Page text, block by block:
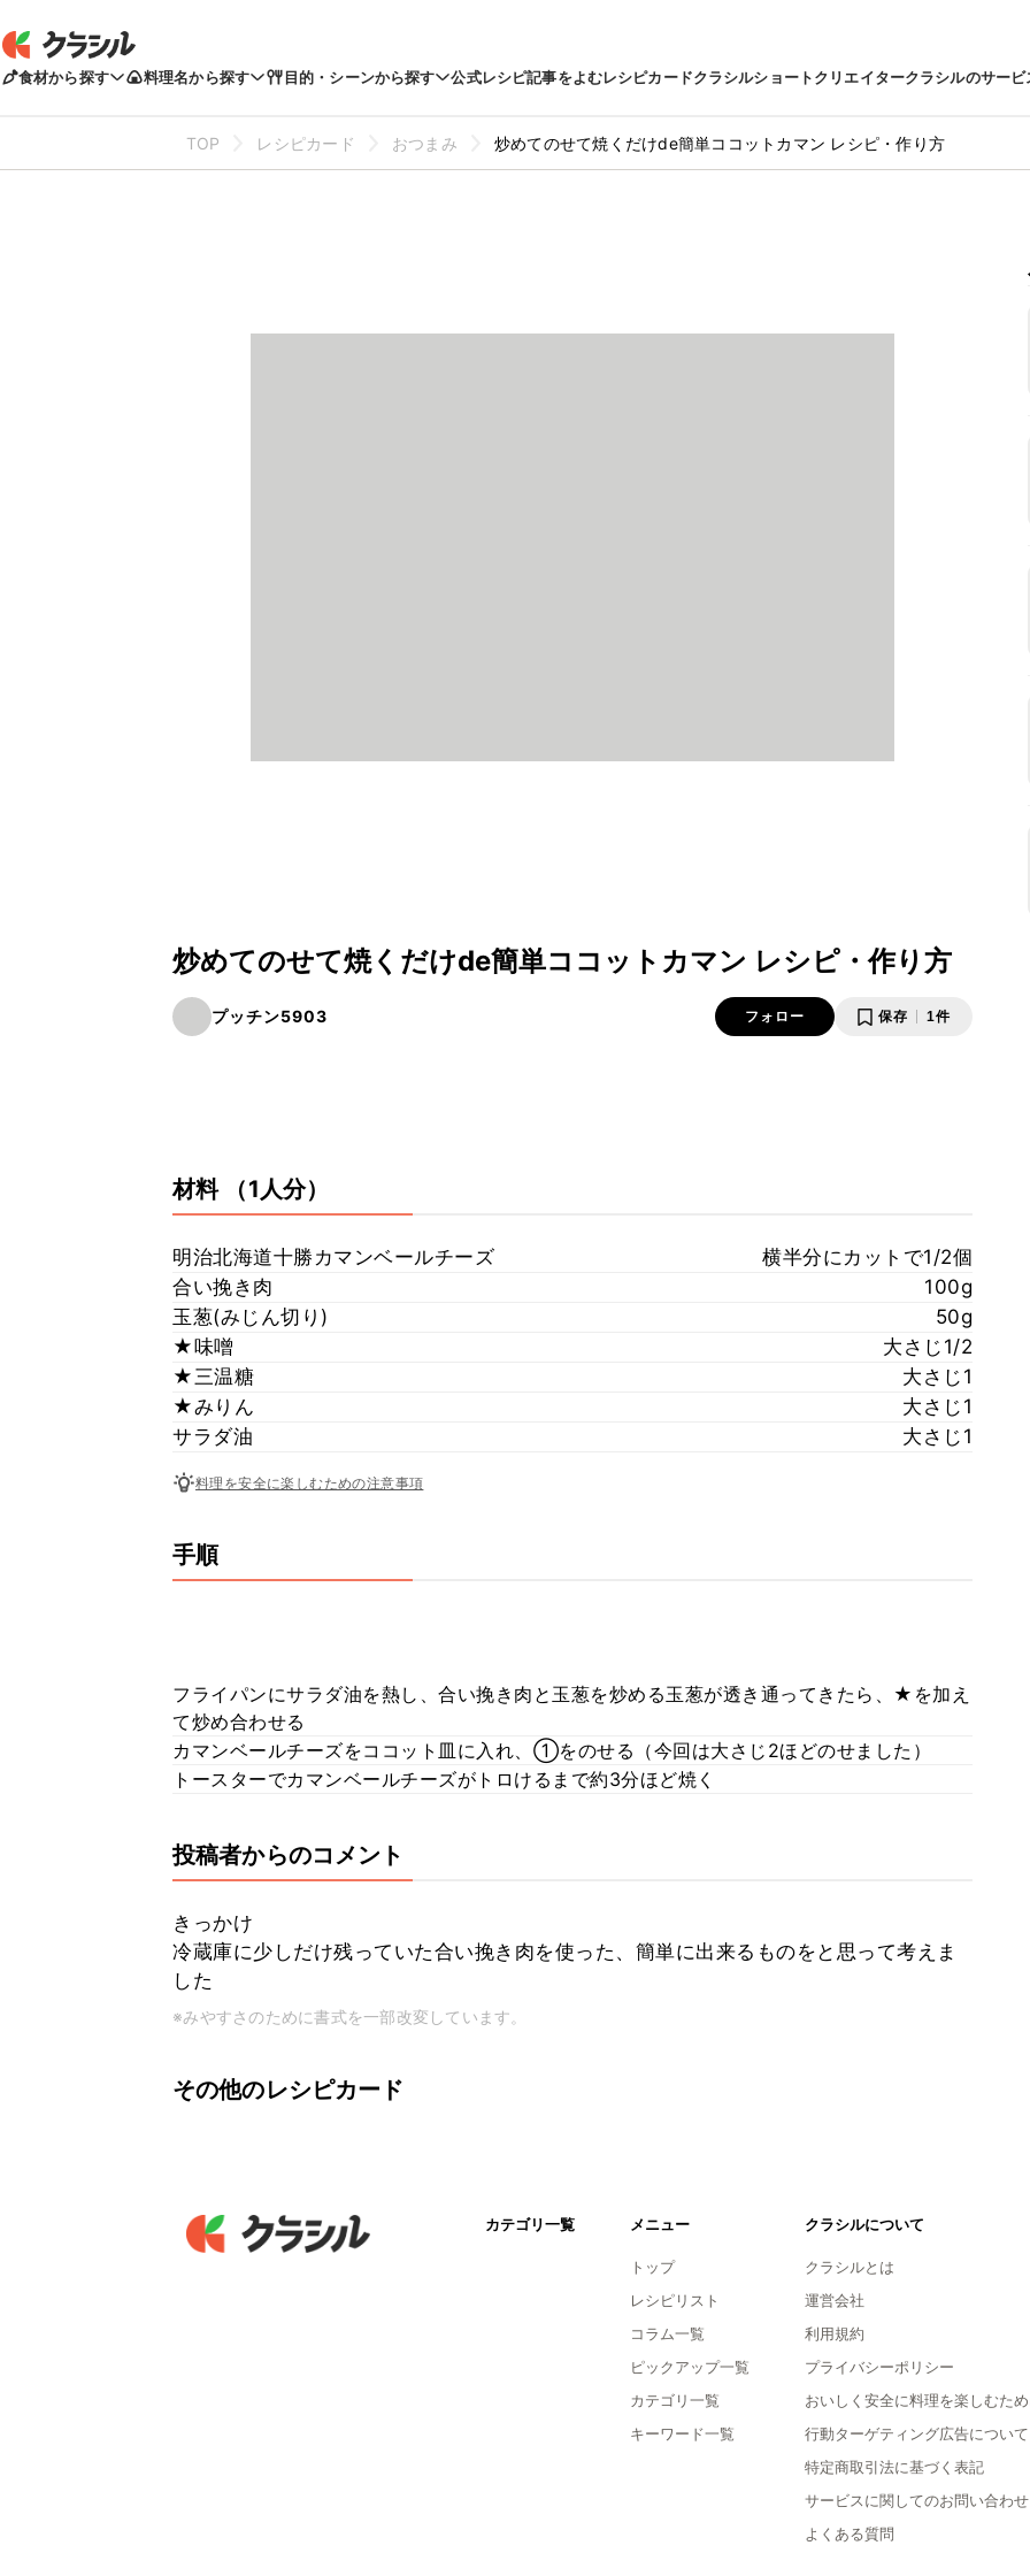
食材から探す 料理名から探す 目的・シーンから探す 公式レシピ記事をよむレシピカードクラシルショートクリエイタークラシルのサービ
TOP レシピカード おつまみ 炒めてのせて焼くだけde簡単ココットカマン レシピ・作り方
炒めてのせて焼くだけde簡単ココットカマン レシピ・作り方
プッチン5903 フォロー 保存 1件
材料 （1人分）
明治北海道十勝カマンベールチーズ
横半分にカットで1/2個
合い挽き肉
100g
玉葱(みじん切り)
50g
★味噌
大さじ1/2
★三温糖
大さじ1
★みりん
大さじ1
サラダ油
大さじ1
料理を安全に楽しむための注意事項
手順
フライパンにサラダ油を熱し、合い挽き肉と玉葱を炒める玉葱が透き通ってきたら、★を加え
て炒め合わせる
カマンベールチーズをココット皿に入れ、①をのせる（今回は大さじ2ほどのせました）
トースターでカマンベールチーズがトロけるまで約3分ほど焼く
投稿者からのコメント
きっかけ
冷蔵庫に少しだけ残っていた合い挽き肉を使った、簡単に出来るものをと思って考えま
した
※みやすさのために書式を一部改変しています。
その他のレシピカード
カテゴリ一覧 メニュー
トップ
レシピリスト
コラム一覧
ピックアップ一覧
カテゴリ一覧
キーワード一覧
クラシルについて
クラシルとは
運営会社
利用規約
プライバシーポリシー
おいしく安全に料理を楽しむため
行動ターゲティング広告について
特定商取引法に基づく表記
サービスに関してのお問い合わせ
よくある質問